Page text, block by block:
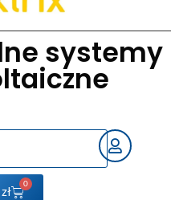
systemy
zł
0